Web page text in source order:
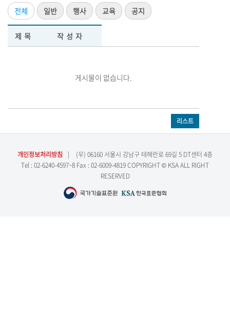
전체 일반 행사 교육 공지
제목 작성자
게시물이 없습니다.
리스트
개인정보처리방침 |
(우) 06160 서울시 강남구 테헤란로 69길 5 DT센터 4층
Tel : 02-6240-4597~8 Fax : 02-6009-4819 COPYRIGHT © KSA ALL RIGHT
RESERVED